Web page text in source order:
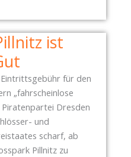
ist
für den
„fahrscheinlose
Piratenpartei Dresden
und
scharf, ab
Pillnitz zu